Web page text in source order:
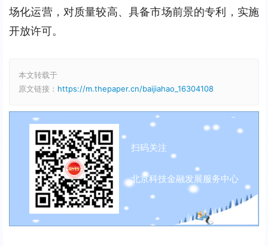
场化运营，对质量较高、具备市场前景的专利，实施
开放许可。
本文转载于
原文链接： https://m.thepaper.cn/baijiahao_16304108
扫码关注
北京科技金融发展服务中心